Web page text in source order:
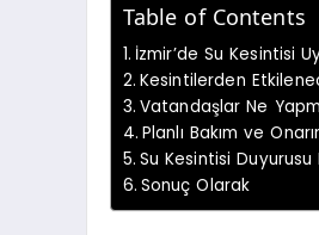
Table of Contents
İzmir’de Su Kesintisi
Kesintilerden
Vatandaşlar Ne
Planlı Bakım ve
Su Kesintisi Duyurusu
Sonuç Olarak